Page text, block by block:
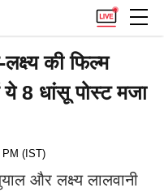
की फिल्म
8 धांसू पोस्ट मजा
(IST)
और लक्ष्य लालवानी